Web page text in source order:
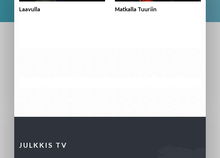
Laavulla Matkalla Tuuriin
JULKKIS TV